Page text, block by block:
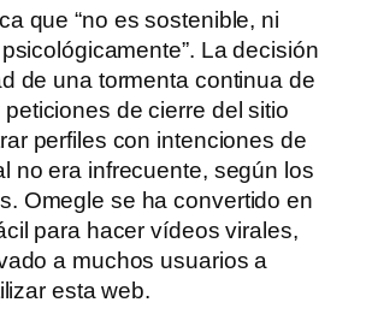
que “no es sostenible, ni
La decisión
de una tormenta continua de
de cierre del sitio
perfiles con intenciones de
no era infrecuente, según los
Omegle se ha convertido en
para hacer vídeos virales,
a muchos usuarios a
esta web.